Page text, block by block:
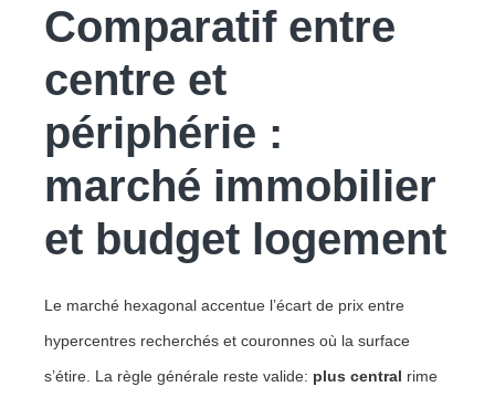
Comparatif entre
centre et
périphérie :
marché immobilier
et budget logement
Le marché hexagonal accentue l’écart de prix entre
hypercentres recherchés et couronnes où la surface
s’étire. La règle générale reste valide: plus central rime